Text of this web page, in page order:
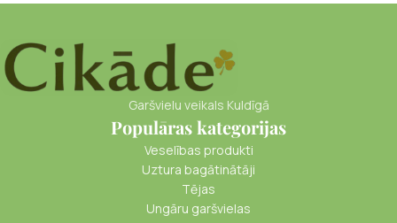
Garšvielu veikals Kuldīgā
Populāras kategorijas
Veselības produkti
Uztura bagātinātāji
Tējas
Ungāru garšvielas